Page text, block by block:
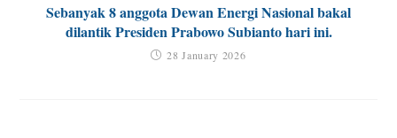
Sebanyak 8 anggota Dewan Energi Nasional bakal
dilantik Presiden Prabowo Subianto hari ini.
28 January 2026